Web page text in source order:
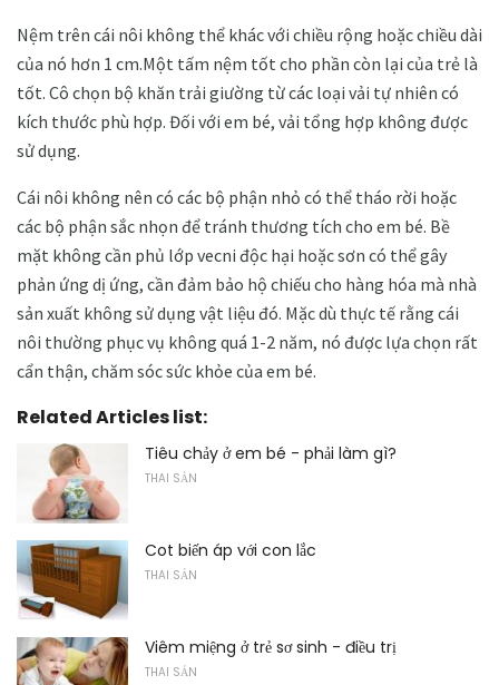
Nệm trên cái nôi không thể khác với chiều rộng hoặc chiều dài
của nó hơn 1 cm.Một tấm nệm tốt cho phần còn lại của trẻ là
tốt. Cô chọn bộ khăn trải giường từ các loại vải tự nhiên có
kích thước phù hợp. Đối với em bé, vải tổng hợp không được
sử dụng.
Cái nôi không nên có các bộ phận nhỏ có thể tháo rời hoặc
các bộ phận sắc nhọn để tránh thương tích cho em bé. Bề
mặt không cần phủ lớp vecni độc hại hoặc sơn có thể gây
phản ứng dị ứng, cần đảm bảo hộ chiếu cho hàng hóa mà nhà
sản xuất không sử dụng vật liệu đó. Mặc dù thực tế rằng cái
nôi thường phục vụ không quá 1-2 năm, nó được lựa chọn rất
cẩn thận, chăm sóc sức khỏe của em bé.
Related Articles list:
Tiêu chảy ở em bé - phải làm gì?
THAI SẢN
Cot biến áp với con lắc
THAI SẢN
Viêm miệng ở trẻ sơ sinh - điều trị
THAI SẢN